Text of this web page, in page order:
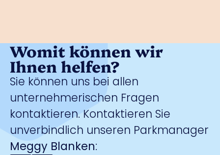
Womit können wir
Ihnen helfen?
Sie können uns bei allen
unternehmerischen Fragen
kontaktieren. Kontaktieren Sie
unverbindlich unseren Parkmanager
Meggy Blanken: